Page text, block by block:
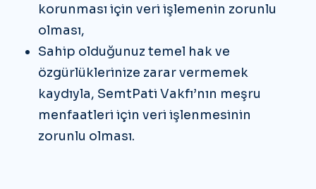
korunması için veri işlemenin zorunlu
olması,
Sahip olduğunuz temel hak ve
özgürlüklerinize zarar vermemek
kaydıyla, SemtPati Vakfı’nın meşru
menfaatleri için veri işlenmesinin
zorunlu olması.